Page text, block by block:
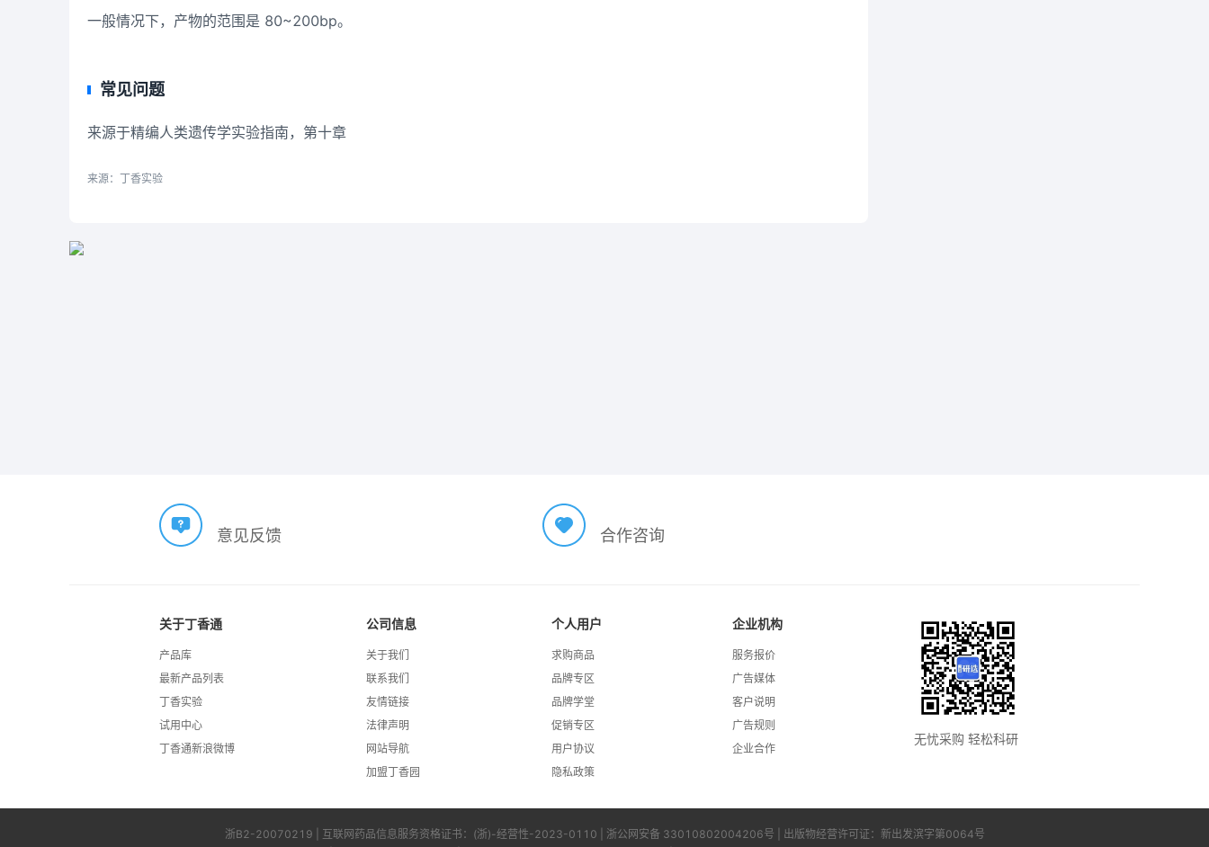
一般情况下，产物的范围是 80~200bp。
常见问题
来源于精编人类遗传学实验指南，第十章
来源：丁香实验
意见反馈 合作咨询
关于丁香通
产品库
最新产品列表
丁香实验
试用中心
丁香通新浪微博
公司信息
关于我们
联系我们
友情链接
法律声明
网站导航
加盟丁香园
个人用户
求购商品
品牌专区
品牌学堂
促销专区
用户协议
隐私政策
企业机构
服务报价
广告媒体
客户说明
广告规则
企业合作
无忧采购 轻松科研
浙B2-20070219 | 互联网药品信息服务资格证书： (浙)-经营性-2023-0110 浙公网安备 33010802004206号 | 出版物经营许可证： 新出发滨字第0064号